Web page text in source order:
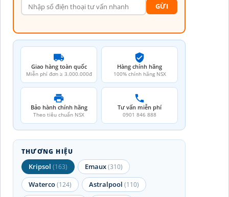
GỪI
Giao hàng toàn quốc
Miễn phí đơn ≥ 3.000.000đ
Hàng chính hãng
100% chính hãng NSX
Bảo hành chính hãng
Theo tiêu chuẩn NSX
Tư vấn miễn phí
0901 846 888
THƯƠNG HIỆU
Kripsol (163) Emaux(310)
Waterco(124) Astralpool (110)